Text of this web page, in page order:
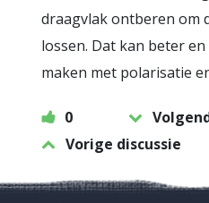
draagvlak ontberen om
lossen. Dat kan beter
maken met polarisatie
0
Vorige discussie